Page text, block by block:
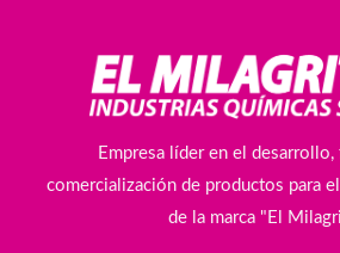
Empresa líder en el
comercialización de productos para
de la marca "El